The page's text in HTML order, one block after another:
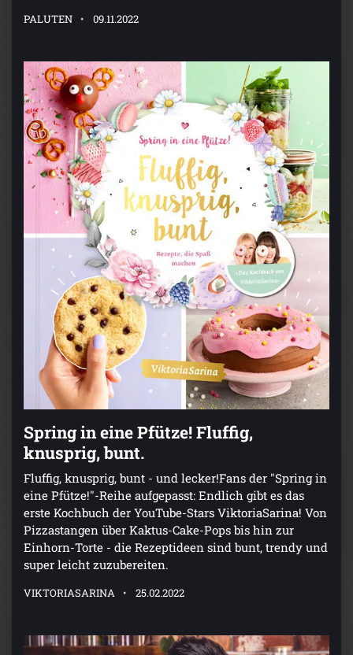
PALUTEN 09.11.2022
Spring in eine Pfütze! Fluffig,
knusprig, bunt.
Fluffig, knusprig, bunt - und lecker!Fans der "Spring in
eine Pfütze!"-Reihe aufgepasst: Endlich gibt es das
erste Kochbuch der YouTube-Stars ViktoriaSarina! Von
Pizzastangen über Kaktus-Cake-Pops bis hin zur
Einhorn-Torte - die Rezeptideen sind bunt, trendy und
super leicht zuzubereiten.
VIKTORIASARINA 25.02.2022